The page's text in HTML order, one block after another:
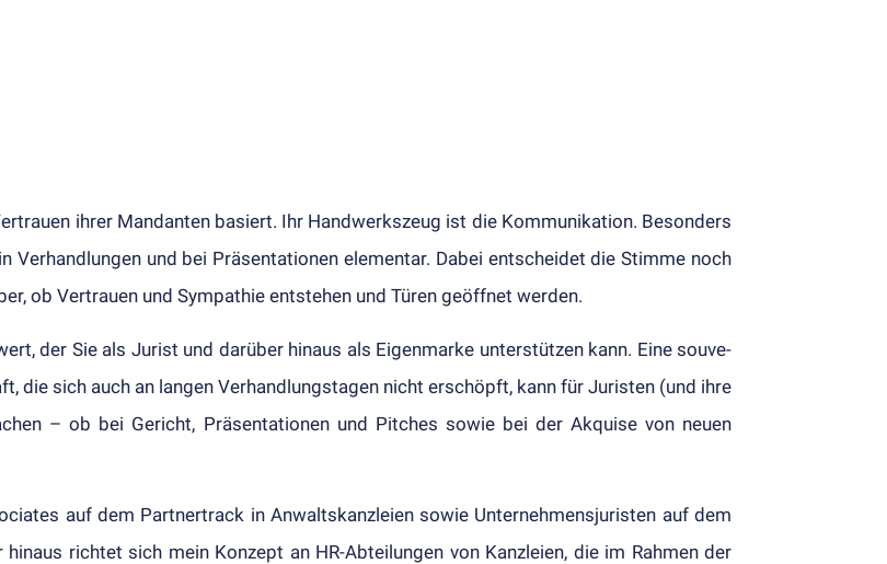
ihrer Man­dant­en basiert. Ihr Hand­werks­zeug ist die Kom­munika­tion. Besonders
und bei Präsentat­ionen ele­men­tar. Dabei ent­scheidet die Stimme noch
ob Ver­trau­en und Sym­pathie ent­stehen und Türen ge­öffnet werden.
der Sie als Jurist und darüber hinaus als Eigen­marke unter­stützen kann. Eine souve­
die sich auch an langen Ver­handlungs­tagen nicht er­schöpft, kann für Juristen (und ihre
– ob bei Gericht, Präsen­tation­en und Pitches sowie bei der Akquise von neuen
auf dem Partner­track in Anwalts­kanz­leien sowie Unter­nehmens­juristen auf dem
richtet sich mein Konzept an HR-Ab­teil­ung­en von Kanz­leien, die im Rahmen der